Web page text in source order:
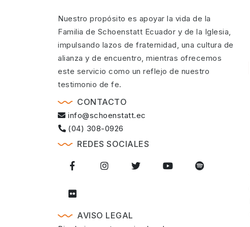
Nuestro propósito es apoyar la vida de la
Familia de Schoenstatt Ecuador y de la Iglesia,
impulsando lazos de fraternidad, una cultura de
alianza y de encuentro, mientras ofrecemos
este servicio como un reflejo de nuestro
testimonio de fe.
CONTACTO
info@schoenstatt.ec
(04) 308-0926
REDES SOCIALES
AVISO LEGAL